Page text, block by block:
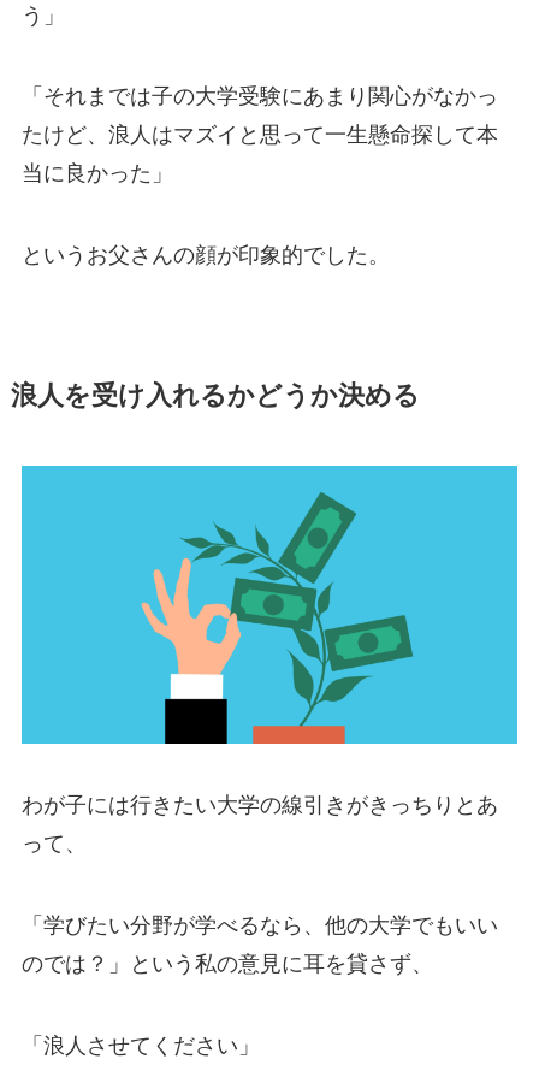
う」
「それまでは子の大学受験にあまり関心がなかっ
たけど、浪人はマズイと思って一生懸命探して本
当に良かった」
というお父さんの顔が印象的でした。
浪人を受け入れるかどうか決める
わが子には行きたい大学の線引きがきっちりとあ
って、
「学びたい分野が学べるなら、他の大学でもいい
のでは？」という私の意見に耳を貸さず、
「浪人させてください」